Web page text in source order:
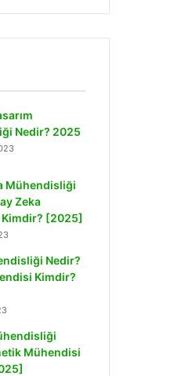
Nedir? 2025
Mühendisliği
Zeka
[2025]
Nedir?
Kimdir?
Mühendisi